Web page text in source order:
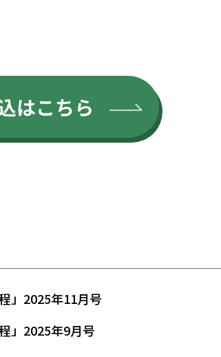
はこちら
」2025年11月号
」2025年9月号